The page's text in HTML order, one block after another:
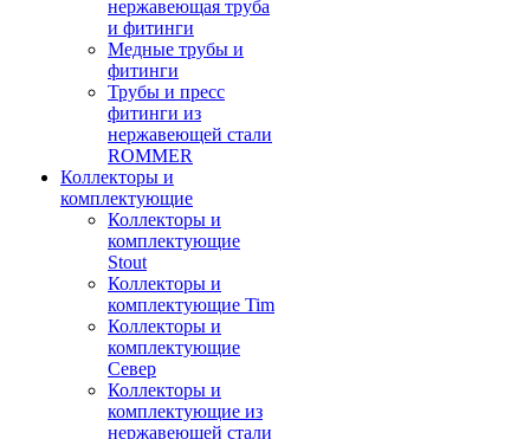
нержавеющая труба
и фитинги
Медные трубы и
фитинги
Трубы и пресс
фитинги из
нержавеющей стали
ROMMER
Коллекторы и
комплектующие
Коллекторы и
комплектующие
Stout
Коллекторы и
комплектующие Tim
Коллекторы и
комплектующие
Север
Коллекторы и
комплектующие из
нержавеющей стали